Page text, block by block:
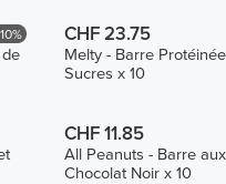
10% CHF 23.75
Melty - Barre
Sucres x 10
CHF 11.85
All Peanuts - Barre
Chocolat Noir x 10